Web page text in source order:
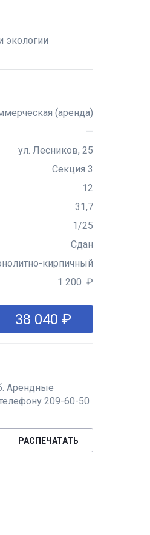
экологии
(аренда)
—
ул. Лесников, 25
Секция 3
12
31,7
1/25
Сдан
кирпичный
1 200 ₽
38 040 ₽
Арендные
209-60-50
РАСПЕЧАТАТЬ